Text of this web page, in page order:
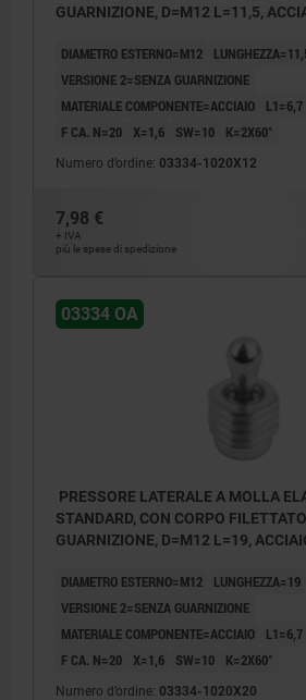
1) Utensile di montaggio
GUARNIZIONE, D=M12 L=11,5,
DIAMETRO ESTERNO=M12
VERSIONE 2=SENZA GUARNIZIONE
MATERIALE COMPONENTE=ACCIAIO
L1=6,7
F CA. N=20 X=1,6 SW=10 K=2X60°
Numero d’ordine: 03334-1020X12
7,98 €
+ IVA
più le spese di spedizione
03334 OA
PRESSORE LATERALE A MOLLA
STANDARD, CON CORPO
GUARNIZIONE, D=M12 L=19,
DIAMETRO ESTERNO=M12
LUNGHEZZA=19
VERSIONE 2=SENZA GUARNIZIONE
MATERIALE COMPONENTE=ACCIAIO
L1=6,7
F CA. N=20 X=1,6 SW=10 K=2X60°
Numero d’ordine: 03334-1020X20